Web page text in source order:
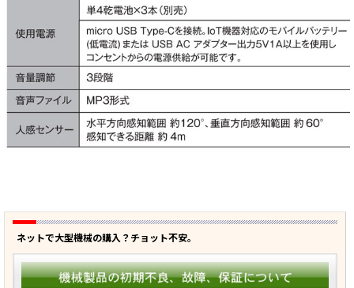
ネットで大型機械の購入？チョット不安。